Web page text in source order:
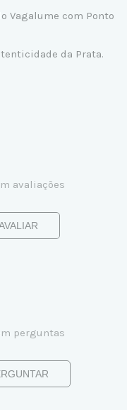
Vagalume com Ponto
da Prata.
avaliações
perguntas